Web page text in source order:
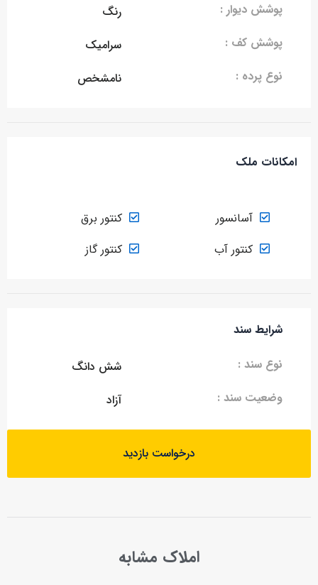
پوشش دیوار :
رنگ
پوشش کف :
سرامیک
نوع پرده :
نامشخص
امکانات ملک
آسانسور
کنتور برق
کنتور آب
کنتور گاز
شرایط سند
نوع سند :
شش دانگ
وضعیت سند :
آزاد
درخواست بازدید
املاک مشابه